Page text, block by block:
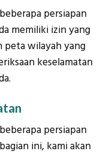
persiapan
memiliki izin yang
peta wilayah yang
keselamatan
persiapan
ini, kami akan